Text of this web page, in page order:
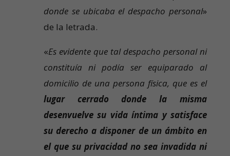
donde se ubicaba el despacho personal»
de la letrada.
«Es evidente que tal despacho personal ni
constituía ni podía ser equiparado al
domicilio de una persona física, que es el
lugar cerrado donde la misma
desenvuelve su vida íntima y satisface
su derecho a disponer de un ámbito en
el que su privacidad no sea invadida ni